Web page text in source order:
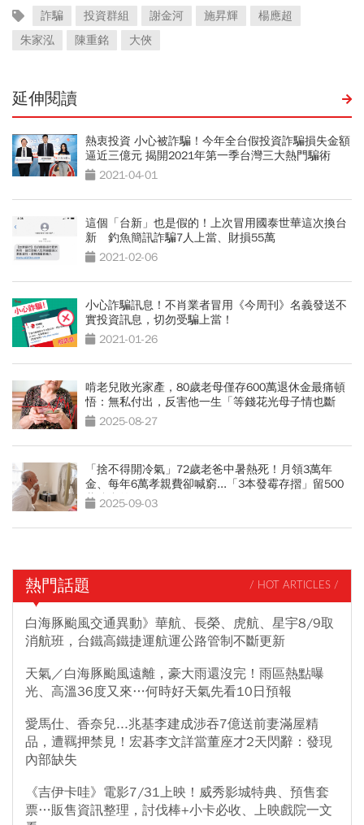
詐騙 投資群組 謝金河 施昇輝
楊應超
朱家泓
陳重銘 大俠
延伸閱讀
熱衷投資 小心被詐騙！今年全台假投資詐騙損失金額
逼近三億元 揭開2021年第一季台灣三大熱門騙術
2021-04-01
這個「台新」也是假的！上次冒用國泰世華這次換台
新 釣魚簡訊詐騙7人上當、財損55萬
2021-02-06
小心詐騙訊息！不肖業者冒用《今周刊》名義發送不
實投資訊息，切勿受騙上當！
2021-01-26
啃老兒敗光家產，80歲老母僅存600萬退休金最痛頓
悟：無私付出，反害他一生「等錢花光母子情也斷
了」2025-08-27
「捨不得開冷氣」72歲老爸中暑熱死！月領3萬年
金、每年6萬孝親費卻喊窮...「3本發霉存摺」留500
萬遺產啟示
2025-09-03
熱門話題 / HOT ARTICLES /
白海豚颱風交通異動》華航、長榮、虎航、星宇8/9取
消航班，台鐵高鐵捷運航運公路管制不斷更新
天氣／白海豚颱風遠離，豪大雨還沒完！雨區熱點曝
光、高溫36度又來…何時好天氣先看10日預報
愛馬仕、香奈兒...兆基李建成涉吞7億送前妻滿屋精
品，遭羈押禁見！宏碁李文詳當董座才2天閃辭：發現
內部缺失
《吉伊卡哇》電影7/31上映！威秀影城特典、預售套
票…販售資訊整理，討伐棒+小卡必收、上映戲院一文